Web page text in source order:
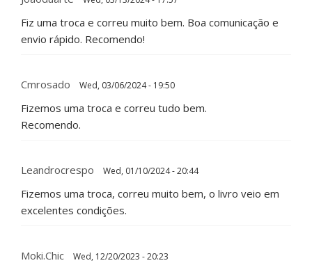
Fiz uma troca e correu muito bem. Boa comunicação e
envio rápido. Recomendo!
Cmrosado Wed, 03/06/2024 - 19:50
Fizemos uma troca e correu tudo bem.
Recomendo.
Leandrocrespo Wed, 01/10/2024 - 20:44
Fizemos uma troca, correu muito bem, o livro veio em
excelentes condições.
Moki.Chic Wed, 12/20/2023 - 20:23